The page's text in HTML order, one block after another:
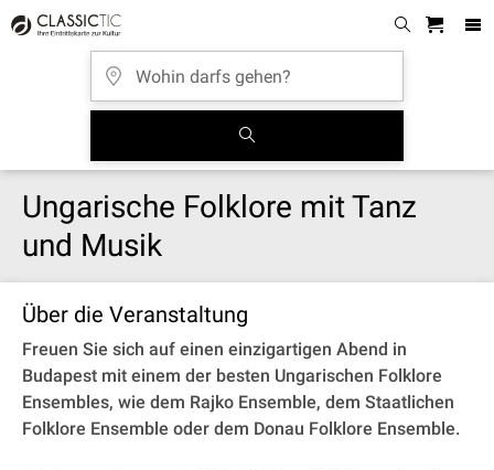
Ungarische Folklore mit Tanz
und Musik
Über die Veranstaltung
Freuen Sie sich auf einen einzigartigen Abend in
Budapest mit einem der besten Ungarischen Folklore
Ensembles, wie dem Rajko Ensemble, dem Staatlichen
Folklore Ensemble oder dem Donau Folklore Ensemble.